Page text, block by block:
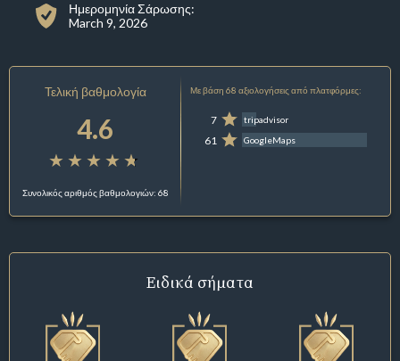
Ημερομηνία Σάρωσης:
March 9, 2026
Τελική βαθμολογία
4.6
Συνολικός αριθμός βαθμολογιών: 68
Με βάση 68 αξιολογήσεις από πλατφόρμες:
7 tripadvisor
61 GoogleMaps
Ειδικά σήματα